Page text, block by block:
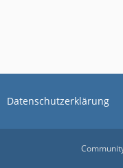
Datenschutzerklärung